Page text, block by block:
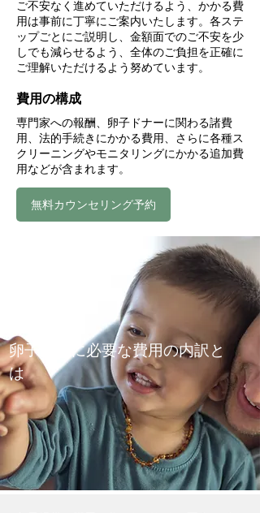
ご不安なく進めていただけるよう、かかる費
用は事前に丁寧にご案内いたします。各ステ
ップごとにご説明し、金額面でのご不安を少
しでも減らせるよう、全体のご負担を正確に
ご理解いただけるよう努めています。
費用の構成
専門家への報酬、卵子ドナーに関わる諸費
用、法的手続きにかかる費用、さらに各種ス
クリーニングやモニタリングにかかる追加費
用などが含まれます。
無料カウンセリング予約
卵子提供に必要な費用の内訳と
は